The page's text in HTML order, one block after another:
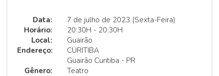
Data:
7 de julho de 2023 (Sexta-Feira)
Horário:
20:30H - 20:30H
Local:
Guairão
Endereço:
CURITIBA
Guairão Curitiba - PR
Gênero:
Teatro